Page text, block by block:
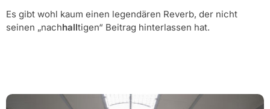
Es gibt wohl kaum einen legendären Reverb, der nicht
seinen „nachhalltigen“ Beitrag hinterlassen hat.